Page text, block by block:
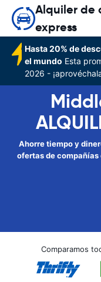
Alquiler de
express
Hasta 20% de
el mundo Esta
2026 -
Ahorre tiempo y
ofertas de
Comparamos